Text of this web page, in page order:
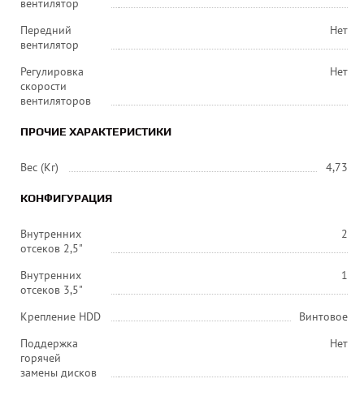
вентилятор
Передний
вентилятор
Нет
Регулировка
скорости
вентиляторов
Нет
ПРОЧИЕ ХАРАКТЕРИСТИКИ
Вес (Кг) 4,73
КОНФИГУРАЦИЯ
Внутренних
отсеков 2,5"
2
Внутренних
отсеков 3,5"
1
Крепление HDD
Винтовое
Поддержка
горячей
замены дисков
Нет